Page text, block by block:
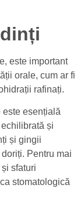
este important
orale, cum ar fi
rafinați.
este esențială
și
și gingii
Pentru mai
sfaturi
stomatologică